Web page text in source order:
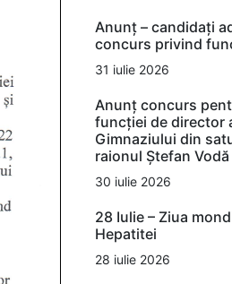
Anunț – candidați
concurs privind
31 iulie 2026
Anunț concurs
funcției de director
Gimnaziului din
raionul Ștefan Vodă
30 iulie 2026
28 Iulie – Ziua
Hepatitei
28 iulie 2026